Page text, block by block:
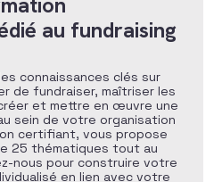
au fundraising
connaissances clés sur
de fundraiser, maîtriser les
et mettre en œuvre une
sein de votre organisation
certifiant, vous propose
25 thématiques tout au
nous pour construire votre
en lien avec votre